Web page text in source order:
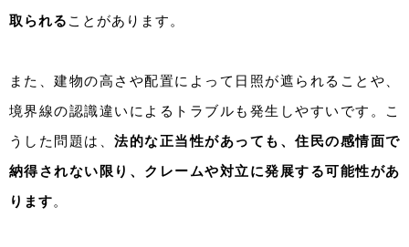
取られる ことがあります。
また、建物の高さや配置によって日照が遮られることや、
境界線の認識違いによるトラブルも発生しやすいです。こ
うした問題は、法的な正当性があっても、住民の感情面で
納得されない限り、クレームや対立に発展する可能性があ
ります。